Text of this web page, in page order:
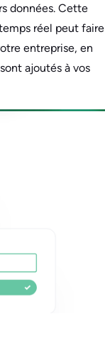
données. Cette
réel peut faire
entreprise, en
ajoutés à vos